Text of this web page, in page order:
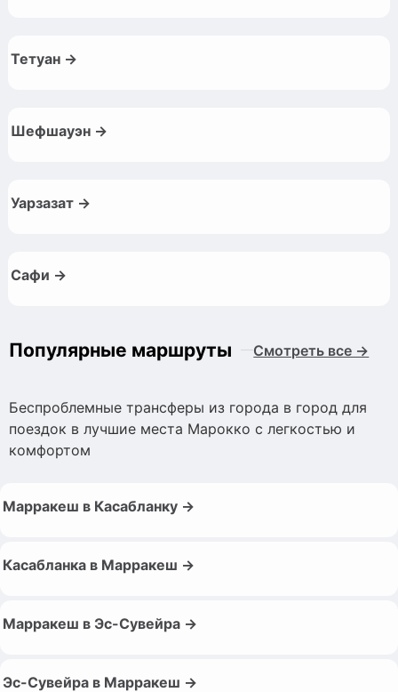
Тетуан →
Шефшауэн →
Уарзазат →
Сафи →
Популярные маршруты Смотреть все →
Беспроблемные трансферы из города в город для
поездок в лучшие места Марокко с легкостью и
комфортом
Марракеш в Касабланку →
Касабланка в Марракеш →
Марракеш в Эс-Сувейра →
Эс-Сувейра в Марракеш →